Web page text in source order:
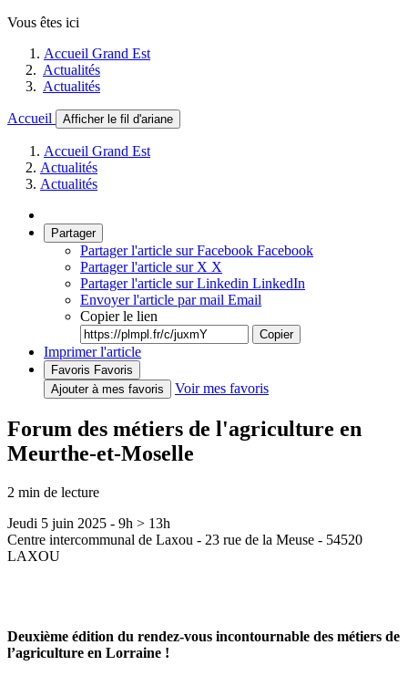
Vous êtes ici
Accueil Grand Est
Actualités
Actualités
Accueil Afficher le fil d'ariane
Accueil Grand Est
Actualités
Actualités
Partager
Partager l'article sur Facebook Facebook
Partager l'article sur X X
Partager l'article sur Linkedin LinkedIn
Envoyer l'article par mail Email
Copier le lien
Copier
Imprimer l'article
Favoris Favoris
Ajouter à mes favoris
Voir mes favoris
Forum des métiers de l'agriculture en
Meurthe-et-Moselle
2 min de lecture
Jeudi 5 juin 2025 - 9h > 13h
Centre intercommunal de Laxou - 23 rue de la Meuse - 54520
LAXOU
Deuxième édition du rendez-vous incontournable des métiers de
l’agriculture en Lorraine !